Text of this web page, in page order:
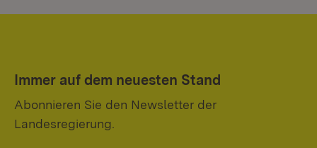
Immer auf dem neuesten Stand
Abonnieren Sie den Newsletter der
Landesregierung.